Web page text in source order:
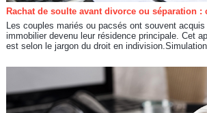
Rachat de soulte avant divorce ou séparation
Les couples mariés ou pacsés ont souvent
immobilier devenu leur résidence principale. Cet
est selon le jargon du droit en